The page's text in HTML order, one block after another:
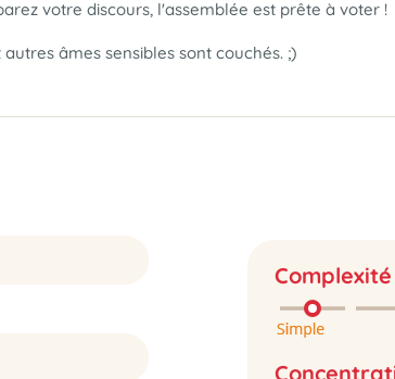
votre discours, l'assemblée est prête à voter !
âmes sensibles sont couchés. ;)
Complexité